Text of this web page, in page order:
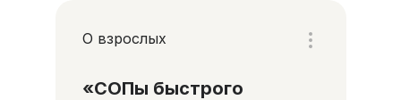
О взрослых
«СОПы быстрого